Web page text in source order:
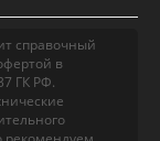
справочный
в
ГК РФ.